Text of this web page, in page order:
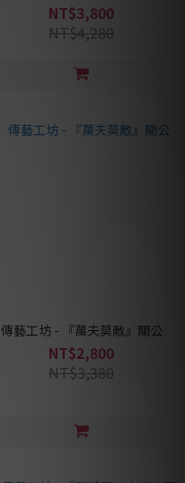
NT$3,800
NT$4,280
傳藝工坊 - 『萬夫莫敵』關公
NT$2,800
NT$3,380